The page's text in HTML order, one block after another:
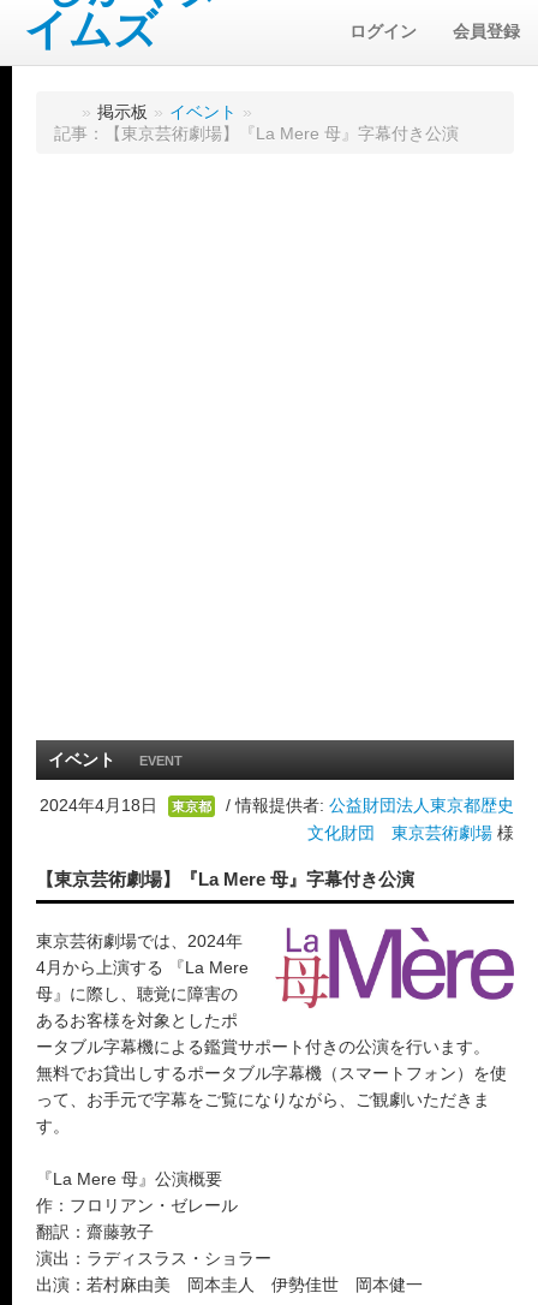
ログイン 会員登録
» 掲示板 » イベント »
記事：【東京芸術劇場】『La Mere 母』字幕付き公演
イベント EVENT
2024年4月18日 東京都 / 情報提供者: 公益財団法人東京都歴史
文化財団 東京芸術劇場 様
【東京芸術劇場】『La Mere 母』字幕付き公演
東京芸術劇場では、2024年
4月から上演する 『La Mere
母』に際し、聴覚に障害の
あるお客様を対象としたポ
ータブル字幕機による鑑賞サポート付きの公演を行います。
無料でお貸出しするポータブル字幕機（スマートフォン）を使
って、お手元で字幕をご覧になりながら、ご観劇いただきま
す。
『La Mere 母』公演概要
作：フロリアン・ゼレール
翻訳：齋藤敦子
演出：ラディスラス・ショラー
出演：若村麻由美 岡本圭人 伊勢佳世 岡本健一